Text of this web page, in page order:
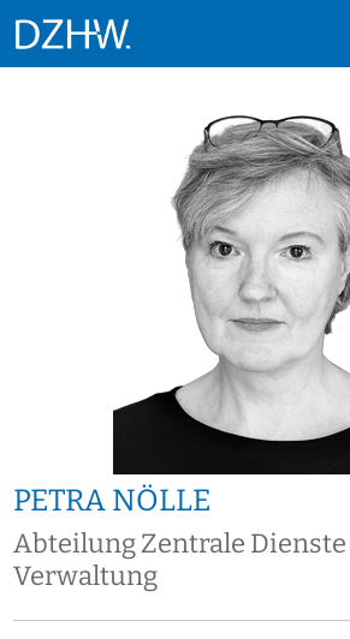
PETRA NÖLLE
Abteilung Zentrale
Verwaltung